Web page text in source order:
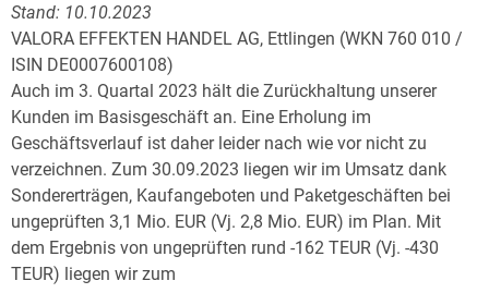
Stand: 10.10.2023
VALORA EFFEKTEN HANDEL AG, Ettlingen (WKN 760 010 /
ISIN DE0007600108)
Auch im 3. Quartal 2023 hält die Zurückhaltung unserer
Kunden im Basisgeschäft an. Eine Erholung im
Geschäftsverlauf ist daher leider nach wie vor nicht zu
verzeichnen. Zum 30.09.2023 liegen wir im Umsatz dank
Sondererträgen, Kaufangeboten und Paketgeschäften bei
ungeprüften 3,1 Mio. EUR (Vj. 2,8 Mio. EUR) im Plan. Mit
dem Ergebnis von ungeprüften rund -162 TEUR (Vj. -430
TEUR) liegen wir zum